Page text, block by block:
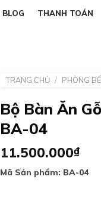
BLOG THANH TOÁN
TRANG CHỦ / PHÒNG
Bộ Bàn Ăn
BA-04
11.500.000₫
Mã Sản phẩm: BA-04